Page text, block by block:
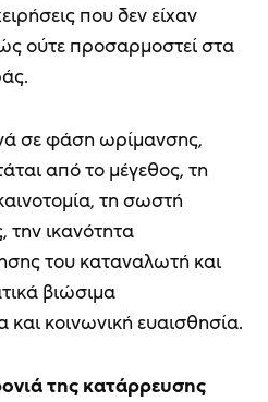
που δεν είχαν
ούτε προσαρμοστεί στα
σε φάση ωρίμανσης,
από το μέγεθος, τη
τη σωστή
την ικανότητα
του καταναλωτή και
βιώσιμα
και κοινωνική ευαισθησία.
της κατάρρευσης